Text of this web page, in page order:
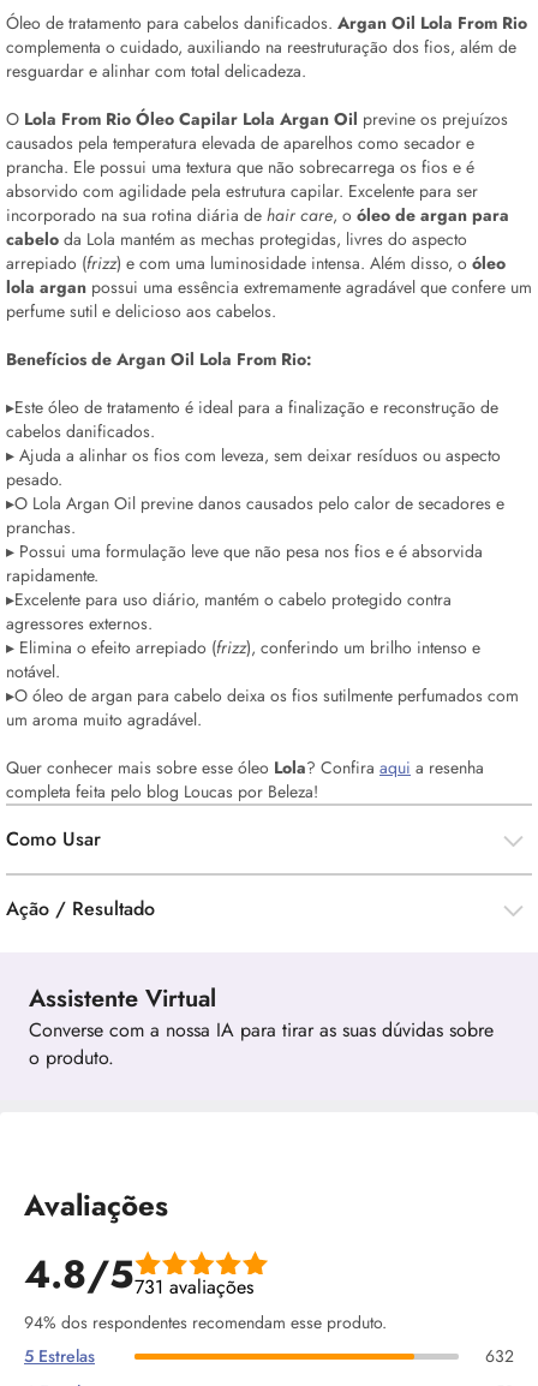
Óleo de tratamento para cabelos danificados. Argan Oil Lola From Rio
complementa o cuidado, auxiliando na reestruturação dos fios, além de
resguardar e alinhar com total delicadeza.
O Lola From Rio Óleo Capilar Lola Argan Oil previne os prejuízos
causados pela temperatura elevada de aparelhos como secador e
prancha. Ele possui uma textura que não sobrecarrega os fios e é
absorvido com agilidade pela estrutura capilar. Excelente para ser
incorporado na sua rotina diária de hair care, o óleo de argan para
cabelo da Lola mantém as mechas protegidas, livres do aspecto
arrepiado (frizz) e com uma luminosidade intensa. Além disso, o óleo
lola argan possui uma essência extremamente agradável que confere um
perfume sutil e delicioso aos cabelos.
Benefícios de Argan Oil Lola From Rio:
▸Este óleo de tratamento é ideal para a finalização e reconstrução de
cabelos danificados.
▸ Ajuda a alinhar os fios com leveza, sem deixar resíduos ou aspecto
pesado.
▸O Lola Argan Oil previne danos causados pelo calor de secadores e
pranchas.
▸ Possui uma formulação leve que não pesa nos fios e é absorvida
rapidamente.
▸Excelente para uso diário, mantém o cabelo protegido contra
agressores externos.
▸ Elimina o efeito arrepiado (frizz), conferindo um brilho intenso e
notável.
▸O óleo de argan para cabelo deixa os fios sutilmente perfumados com
um aroma muito agradável.
Quer conhecer mais sobre esse óleo Lola? Confira aqui a resenha
completa feita pelo blog Loucas por Beleza!
Como Usar
Ação / Resultado
Assistente Virtual
Converse com a nossa IA para tirar as suas dúvidas sobre
o produto.
Avaliações
4.8/5731 avaliações
94% dos respondentes recomendam esse produto.
5 Estrelas
632